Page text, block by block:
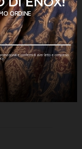
promozionali e confermi di aver letto e compreso
ORDINE